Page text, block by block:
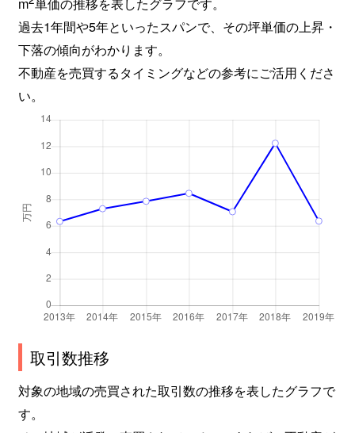
過去1年間や5年といったスパンで、その坪単価の上昇・
下落の傾向がわかります。
不動産を売買するタイミングなどの参考にご活用くださ
い。
取引数推移
対象の地域の売買された取引数の推移を表したグラフで
す。